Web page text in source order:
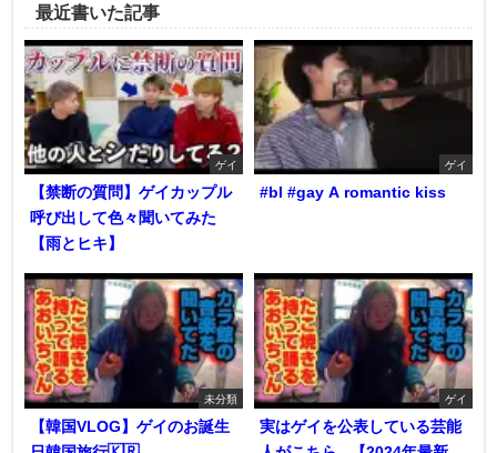
最近書いた記事
ゲイ
【禁断の質問】ゲイカップル
呼び出して色々聞いてみた
【雨とヒキ】
ゲイ
#bl #gay A romantic kiss
未分類
【韓国VLOG】ゲイのお誕生
ゲイ
実はゲイを公表している芸能